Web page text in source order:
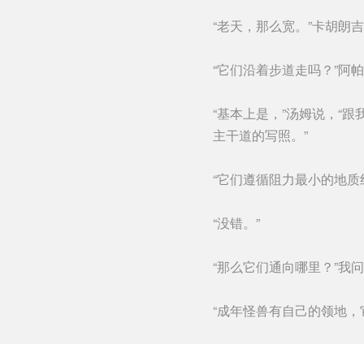
“老天，那么宽。”卡胡朗
“它们沿着步道走吗？”阿
“基本上是，”汤姆说，“
主干道的写照。”
“它们遵循阻力最小的地
“没错。”
“那么它们通向哪里？”我
“成年怪兽有自己的领地